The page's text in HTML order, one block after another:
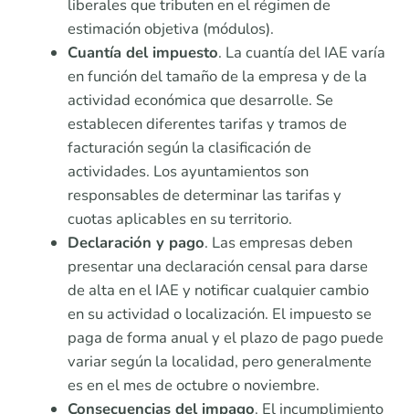
liberales que tributen en el régimen de
estimación objetiva (módulos).
Cuantía del impuesto. La cuantía del IAE varía
en función del tamaño de la empresa y de la
actividad económica que desarrolle. Se
establecen diferentes tarifas y tramos de
facturación según la clasificación de
actividades. Los ayuntamientos son
responsables de determinar las tarifas y
cuotas aplicables en su territorio.
Declaración y pago. Las empresas deben
presentar una declaración censal para darse
de alta en el IAE y notificar cualquier cambio
en su actividad o localización. El impuesto se
paga de forma anual y el plazo de pago puede
variar según la localidad, pero generalmente
es en el mes de octubre o noviembre.
Consecuencias del impago. El incumplimiento